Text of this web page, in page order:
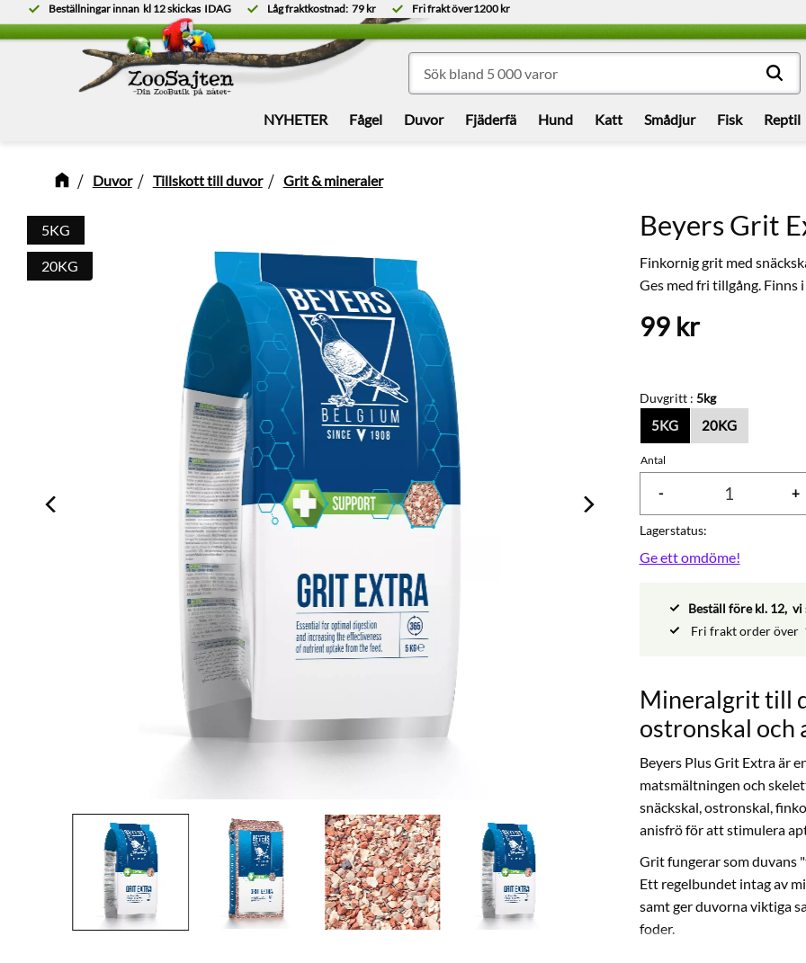
Beställningar innan kl 12skickas IDAG Låg fraktkostnad: 79 kr Fri frakt över1200 kr
NYHETER Fågel Duvor Fjäderfä Hund Katt Smådjur Fisk Reptil
Duvor Tillskott till duvor Grit & mineraler
Beyers Grit
Finkornig grit med
Ges med fri tillgång. Finns i
5KG
20KG
99kr
Duvgritt : 5kg
5KG 20KG
Antal
+
-
Lagerstatus
Ge ett omdöme!
Beställ före kl. 12, vi
Fri frakt order över
Mineralgrit till
ostronskal och
Beyers Plus Grit Extra är
matsmältningen och
snäckskal, ostronskal,
anisfrö för att stimulera
Grit fungerar som duvans
Ett regelbundet intag av
samt ger duvorna viktiga
foder.